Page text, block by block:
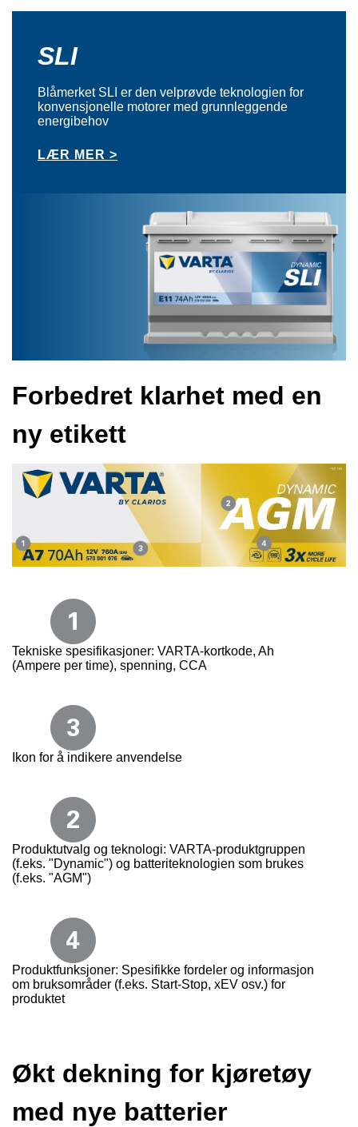
SLI
Blåmerket SLI er den velprøvde teknologien for
konvensjonelle motorer med grunnleggende
energibehov
LÆR MER >
Forbedret klarhet med en
ny etikett
Tekniske spesifikasjoner: VARTA-kortkode, Ah
(Ampere per time), spenning, CCA
Ikon for å indikere anvendelse
Produktutvalg og teknologi: VARTA-produktgruppen
(f.eks. "Dynamic") og batteriteknologien som brukes
(f.eks. "AGM")
Produktfunksjoner: Spesifikke fordeler og informasjon
om bruksområder (f.eks. Start-Stop, xEV osv.) for
produktet
Økt dekning for kjøretøy
med nye batterier